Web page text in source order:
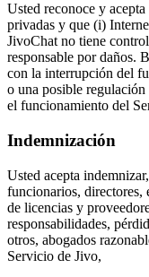
Usted reconoce y
privadas y que (i)
JivoChat no tiene
responsable por daños.
con la interrupción del
o una posible
el funcionamiento del
Indemnización
Usted acepta
funcionarios, directores,
de licencias y
responsabilidades,
otros, abogados
Servicio de Jivo,